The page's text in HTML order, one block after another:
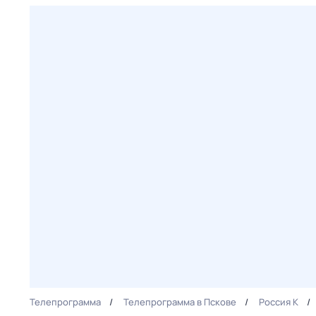
Телепрограмма Телепрограмма в Пскове Россия К